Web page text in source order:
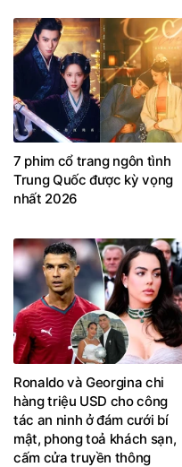
7 phim cổ trang ngôn tình
Trung Quốc được kỳ vọng
nhất 2026
Ronaldo và Georgina chi
hàng triệu USD cho công
tác an ninh ở đám cưới bí
mật, phong toả khách sạn,
cấm cửa truyền thông